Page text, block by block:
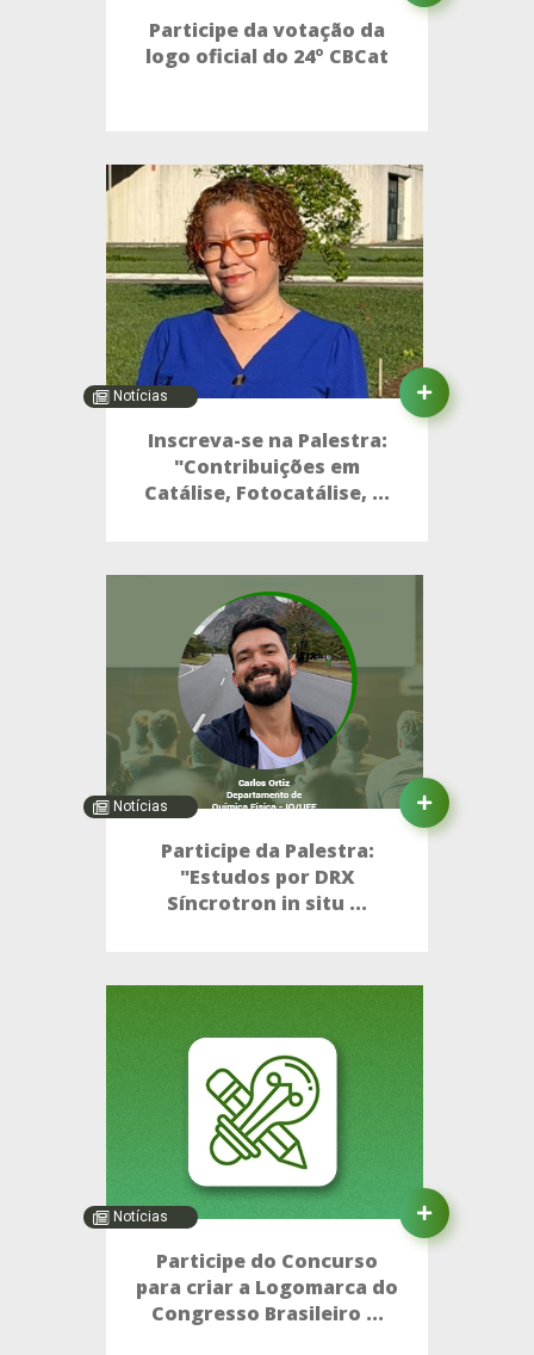
Participe da votação da
logo oficial do 24º CBCat
Notícias
Inscreva-se na Palestra:
"Contribuições em
Catálise, Fotocatálise, ...
Notícias
Participe da Palestra:
"Estudos por DRX
Síncrotron in situ ...
Notícias
Participe do Concurso
para criar a Logomarca do
Congresso Brasileiro ...